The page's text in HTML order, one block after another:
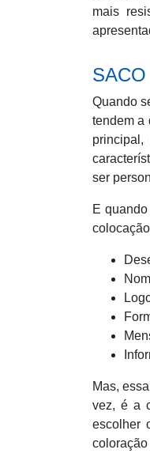
mais
Quando
tendem a
ser
E
Mas,
vez, é a
escolher